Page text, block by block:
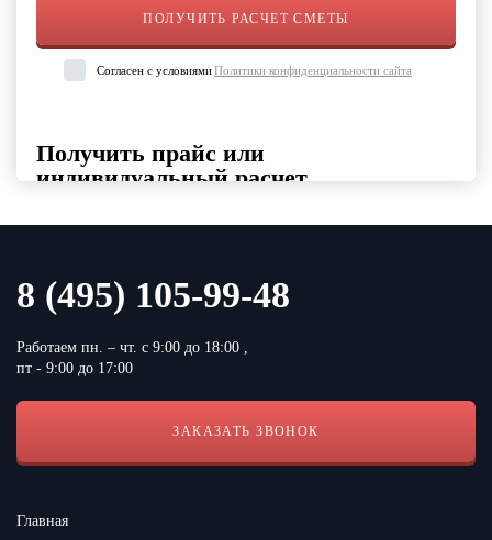
Согласен с условиямиПолитики конфиденциальности сайта
Получить прайс или
индивидуальный расчет
контактные данные и удобный формат файла
8 (495) 105-99-48
Работаем пн. – чт. с 9:00 до 18:00 ,
пт - 9:00 до 17:00
ЗАКАЗАТЬ ЗВОНОК
Главная